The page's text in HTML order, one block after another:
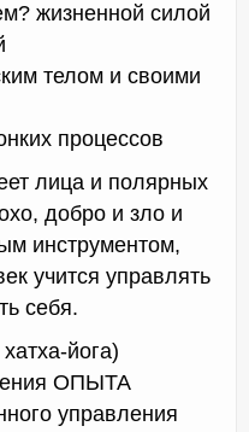
жизненной силой
телом и своими
процессов
лица и полярных
добро и зло и
инструментом,
учится управлять
себя.
йога)
ОПЫТА
управления